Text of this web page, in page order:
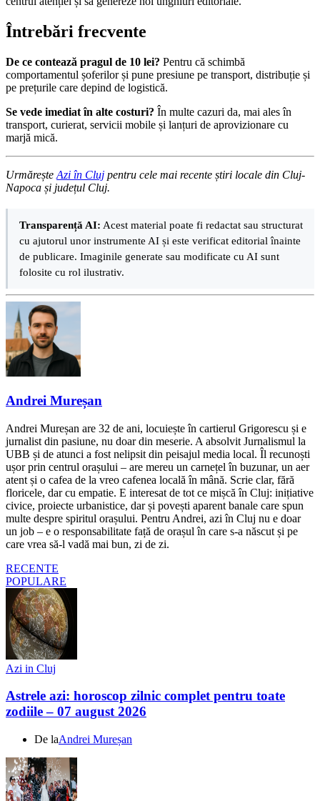
Întrebări frecvente
De ce contează pragul de 10 lei? Pentru că schimbă
comportamentul șoferilor și pune presiune pe transport, distribuție și
pe prețurile care depind de logistică.
Se vede imediat în alte costuri? În multe cazuri da, mai ales în
transport, curierat, servicii mobile și lanțuri de aprovizionare cu
marjă mică.
Urmărește Azi în Cluj pentru cele mai recente știri locale din Cluj-
Napoca și județul Cluj.
Transparență AI: Acest material poate fi redactat sau structurat
cu ajutorul unor instrumente AI și este verificat editorial înainte
de publicare. Imaginile generate sau modificate cu AI sunt
folosite cu rol ilustrativ.
Andrei Mureșan
Andrei Mureșan are 32 de ani, locuiește în cartierul Grigorescu și e
jurnalist din pasiune, nu doar din meserie. A absolvit Jurnalismul la
UBB și de atunci a fost nelipsit din peisajul media local. Îl recunoști
ușor prin centrul orașului – are mereu un carnețel în buzunar, un aer
atent și o cafea de la vreo cafenea locală în mână. Scrie clar, fără
floricele, dar cu empatie. E interesat de tot ce mișcă în Cluj: inițiative
civice, proiecte urbanistice, dar și povești aparent banale care spun
multe despre spiritul orașului. Pentru Andrei, azi în Cluj nu e doar
un job – e o responsabilitate față de orașul în care s-a născut și pe
care vrea să-l vadă mai bun, zi de zi.
RECENTE
POPULARE
Azi in Cluj
Astrele azi: horoscop zilnic complet pentru toate
zodiile – 07 august 2026
De laAndrei Mureșan